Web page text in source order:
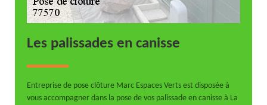
Les palissades en canisse
Entreprise de pose clôture Marc Espaces Verts est disposée à
vous accompagner dans la pose de vos palissade en canisse à La